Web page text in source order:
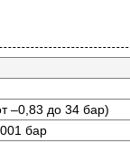
–0,83 до 34 бар)
бар